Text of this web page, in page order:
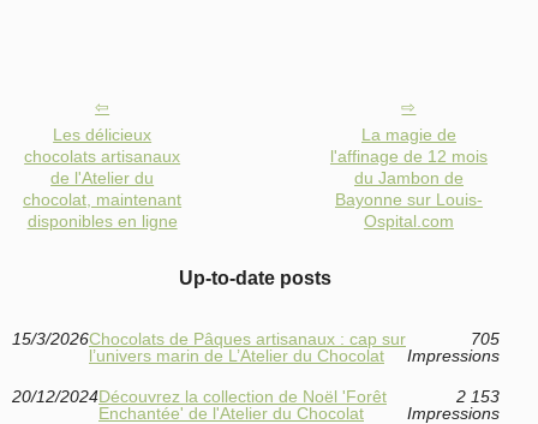
Les délicieux
chocolats artisanaux
de l'Atelier du
chocolat, maintenant
disponibles en ligne
La magie de
l'affinage de 12 mois
du Jambon de
Bayonne sur Louis-
Ospital.com
Up-to-date posts
15/3/2026Chocolats de Pâques artisanaux : cap sur
l’univers marin de L’Atelier du Chocolat
705
Impressions
20/12/2024Découvrez la collection de Noël 'Forêt
Enchantée' de l'Atelier du Chocolat
2 153
Impressions